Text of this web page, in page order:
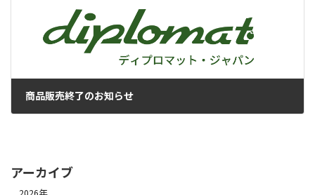
商品販売終了のお知らせ
アーカイブ